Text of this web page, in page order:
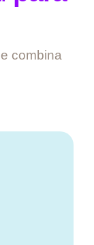
combina